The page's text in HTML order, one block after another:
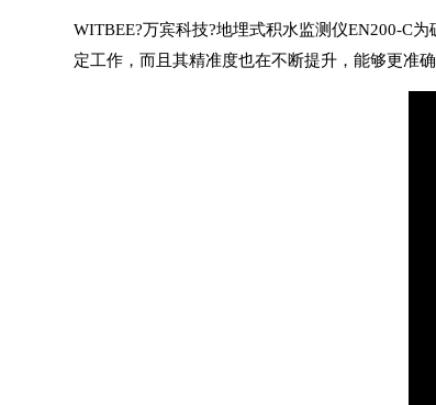
WITBEE?万宾科技?地埋式积水监测仪EN200-C
定工作，而且其精准度也在不断提升，能够更准